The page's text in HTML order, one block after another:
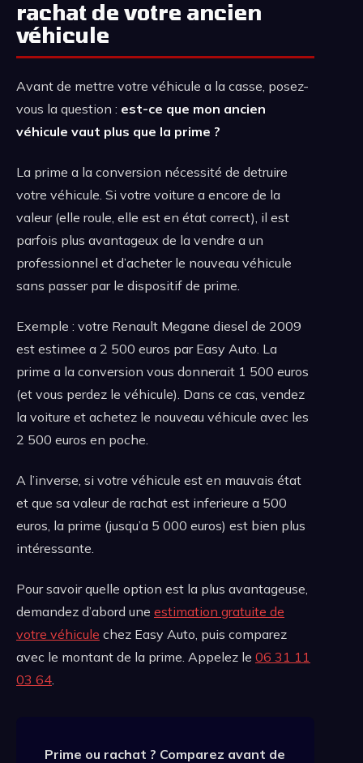
rachat de votre ancien
véhicule
Avant de mettre votre véhicule a la casse, posez-
vous la question : est-ce que mon ancien
véhicule vaut plus que la prime ?
La prime a la conversion nécessité de detruire
votre véhicule. Si votre voiture a encore de la
valeur (elle roule, elle est en état correct), il est
parfois plus avantageux de la vendre a un
professionnel et d’acheter le nouveau véhicule
sans passer par le dispositif de prime.
Exemple : votre Renault Megane diesel de 2009
est estimee a 2 500 euros par Easy Auto. La
prime a la conversion vous donnerait 1 500 euros
(et vous perdez le véhicule). Dans ce cas, vendez
la voiture et achetez le nouveau véhicule avec les
2 500 euros en poche.
A l’inverse, si votre véhicule est en mauvais état
et que sa valeur de rachat est inferieure a 500
euros, la prime (jusqu’a 5 000 euros) est bien plus
intéressante.
Pour savoir quelle option est la plus avantageuse,
demandez d’abord une estimation gratuite de
votre véhicule chez Easy Auto, puis comparez
avec le montant de la prime. Appelez le 06 31 11
03 64
Prime ou rachat ? Comparez avant de